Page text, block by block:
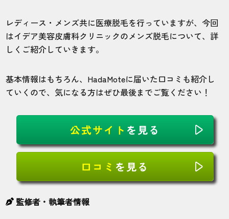
レディース・メンズ共に医療脱毛を行っていますが、今回
はイデア美容皮膚科クリニックのメンズ脱毛について、詳
しくご紹介していきます。
基本情報はもちろん、HadaMoteに届いた口コミも紹介し
ていくので、気になる方はぜひ最後までご覧ください！
公式サイト を見る
口コミ を見る
監修者・執筆者情報